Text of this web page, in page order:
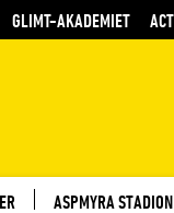
GLIMT-AKADEMIET
ASPMYRA STADION